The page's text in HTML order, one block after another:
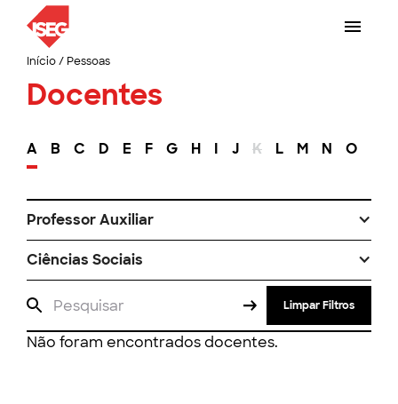
Início/ Pessoas
Docentes
A B C D E F G H I J K L M N O
Professor Auxiliar
Ciências Sociais
Limpar Filtros
Não foram encontrados docentes.